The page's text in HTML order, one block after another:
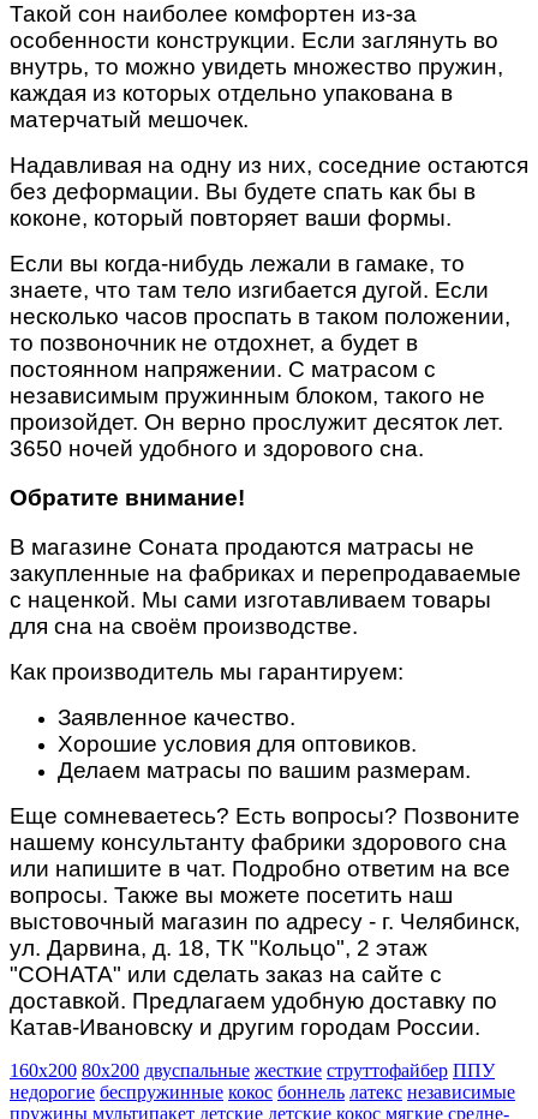
Такой сон наиболее комфортен из-за
особенности конструкции. Если заглянуть во
внутрь, то можно увидеть множество пружин,
каждая из которых отдельно упакована в
матерчатый мешочек.
Надавливая на одну из них, соседние остаются
без деформации. Вы будете спать как бы в
коконе, который повторяет ваши формы.
Если вы когда-нибудь лежали в гамаке, то
знаете, что там тело изгибается дугой. Если
несколько часов проспать в таком положении,
то позвоночник не отдохнет, а будет в
постоянном напряжении. С матрасом с
независимым пружинным блоком, такого не
произойдет. Он верно прослужит десяток лет.
3650 ночей удобного и здорового сна.
Обратите внимание!
В магазине Соната продаются матрасы не
закупленные на фабриках и перепродаваемые
с наценкой. Мы сами изготавливаем товары
для сна на своём производстве.
Как производитель мы гарантируем:
Заявленное качество.
Хорошие условия для оптовиков.
Делаем матрасы по вашим размерам.
Еще сомневаетесь? Есть вопросы? Позвоните
нашему консультанту фабрики здорового сна
или напишите в чат. Подробно ответим на все
вопросы. Также вы можете посетить наш
выстовочный магазин по адресу - г. Челябинск,
ул. Дарвина, д. 18, ТК "Кольцо", 2 этаж
"СОНАТА" или сделать заказ на сайте с
доставкой. Предлагаем удобную доставку по
Катав-Ивановску и другим городам России.
160х200 80х200 двуспальные жесткие струттофайбер ППУ
недорогие беспружинные кокос боннель латекс независимые
пружины мультипакет детские детские кокос мягкие средне-